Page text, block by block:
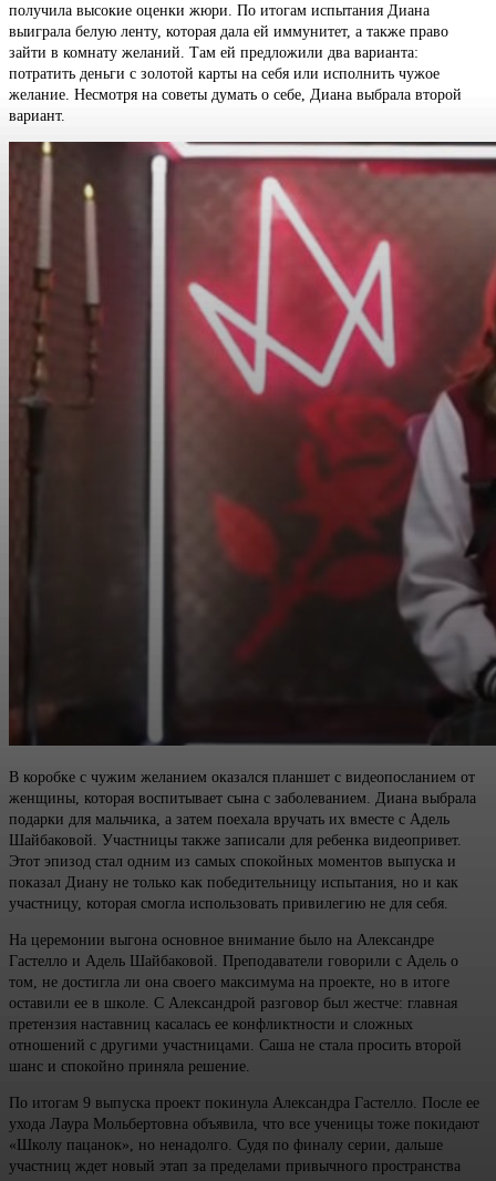
получила высокие оценки жюри. По итогам испытания Диана
выиграла белую ленту, которая дала ей иммунитет, а также право
зайти в комнату желаний. Там ей предложили два варианта:
потратить деньги с золотой карты на себя или исполнить чужое
желание. Несмотря на советы думать о себе, Диана выбрала второй
вариант.
В коробке с чужим желанием оказался планшет с видеопосланием от
женщины, которая воспитывает сына с заболеванием. Диана выбрала
подарки для мальчика, а затем поехала вручать их вместе с Адель
Шайбаковой. Участницы также записали для ребенка видеопривет.
Этот эпизод стал одним из самых спокойных моментов выпуска и
показал Диану не только как победительницу испытания, но и как
участницу, которая смогла использовать привилегию не для себя.
На церемонии выгона основное внимание было на Александре
Гастелло и Адель Шайбаковой. Преподаватели говорили с Адель о
том, не достигла ли она своего максимума на проекте, но в итоге
оставили ее в школе. С Александрой разговор был жестче: главная
претензия наставниц касалась ее конфликтности и сложных
отношений с другими участницами. Саша не стала просить второй
шанс и спокойно приняла решение.
По итогам 9 выпуска проект покинула Александра Гастелло. После ее
ухода Лаура Мольбертовна объявила, что все ученицы тоже покидают
«Школу пацанок», но ненадолго. Судя по финалу серии, дальше
участниц ждет новый этап за пределами привычного пространства